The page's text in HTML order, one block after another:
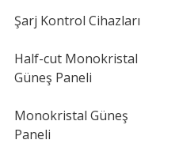
Şarj Kontrol Cihazları
Half-cut Monokristal
Güneş Paneli
Monokristal Güneş
Paneli